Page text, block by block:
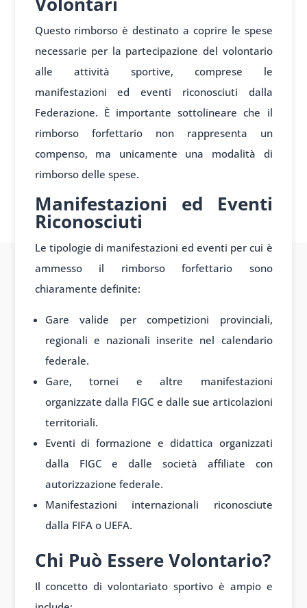
Questo rimborso è destinato a coprire le spese
necessarie per la partecipazione del volontario
alle attività sportive, comprese le
manifestazioni ed eventi riconosciuti dalla
Federazione. È importante sottolineare che il
rimborso forfettario non rappresenta un
compenso, ma unicamente una modalità di
rimborso delle spese.
Manifestazioni ed Eventi
Riconosciuti
Le tipologie di manifestazioni ed eventi per cui è
ammesso il rimborso forfettario sono
chiaramente definite:
Gare valide per competizioni provinciali,
regionali e nazionali inserite nel calendario
federale.
Gare, tornei e altre manifestazioni
organizzate dalla FIGC e dalle sue articolazioni
territoriali.
Eventi di formazione e didattica organizzati
dalla FIGC e dalle società affiliate con
autorizzazione federale.
Manifestazioni internazionali riconosciute
dalla FIFA o UEFA.
Chi Può Essere Volontario?
Il concetto di volontariato sportivo è ampio e